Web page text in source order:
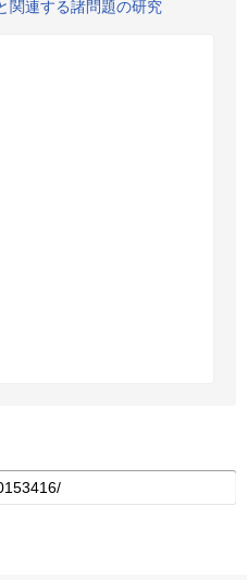
関連する諸問題の研究